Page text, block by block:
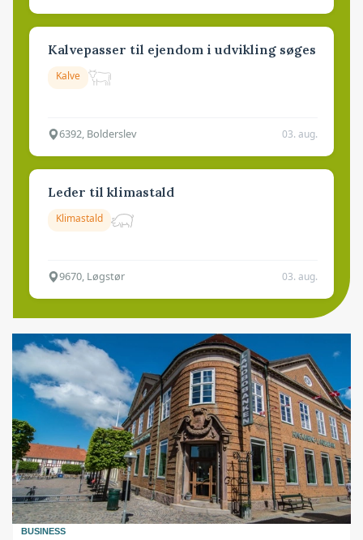
Kalvepasser til ejendom i udvikling søges
Kalve
6392, Bolderslev 03. aug.
Leder til klimastald
Klimastald
9670, Løgstør 03. aug.
BUSINESS